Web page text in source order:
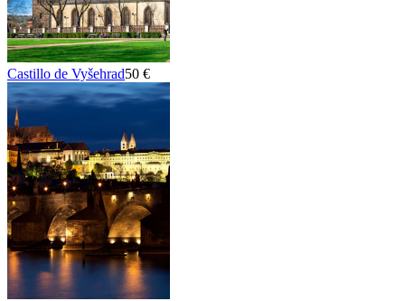
Castillo de Vyšehrad50 €